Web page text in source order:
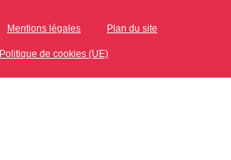
Mentions légales Plan du site
Politique de cookies (UE)